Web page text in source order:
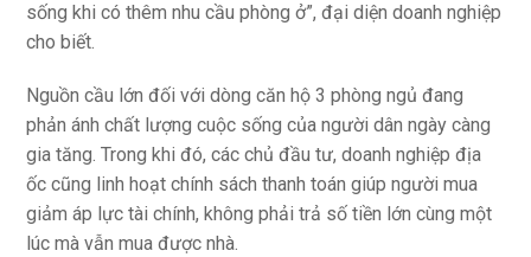
sống khi có thêm nhu cầu phòng ở”, đại diện doanh nghiệp
cho biết.
Nguồn cầu lớn đối với dòng căn hộ 3 phòng ngủ đang
phản ánh chất lượng cuộc sống của người dân ngày càng
gia tăng. Trong khi đó, các chủ đầu tư, doanh nghiệp địa
ốc cũng linh hoạt chính sách thanh toán giúp người mua
giảm áp lực tài chính, không phải trả số tiền lớn cùng một
lúc mà vẫn mua được nhà.